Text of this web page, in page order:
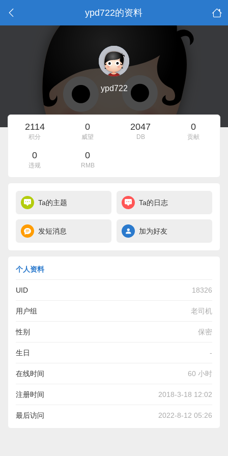
ypd722的资料
ypd722
2114
积分
0
威望
2047
DB
0
贡献
0
违规
0
RMB
Ta的主题 Ta的日志
发短消息 加为好友
个人资料
UID 18326
用户组 老司机
性别 保密
生日 -
在线时间 60 小时
注册时间 2018-3-18 12:02
最后访问 2022-8-12 05:26